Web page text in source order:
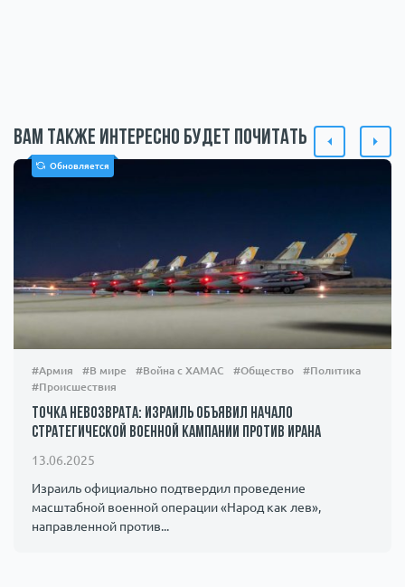
Вам также интересно будет почитать
Обновляется
#Армия #В мире #Война с ХАМАС #Общество
#Политика
#Происшествия
Точка невозврата: Израиль объявил начало
стратегической военной кампании против Ирана
13.06.2025
Израиль официально подтвердил проведение
масштабной военной операции «Народ как лев»,
направленной против...